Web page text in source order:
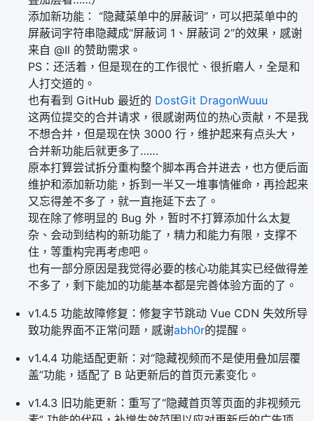
添加新功能： “隐藏菜单中的屏蔽词”，可以把菜单中的
屏蔽词字符串隐藏成“屏蔽词 1、屏蔽词 2”的效果，感谢
来自 @Il 的赞助需求。
PS：还活着，但是现在的工作很忙、很折磨人，全是和
人打交道的。
也有看到 GitHub 最近的 DostGit DragonWuuu
这两位提交的合并请求，很感谢两位的热心贡献，不是我
不想合并，但是现在快 3000 行，维护起来有点头大，
合并新功能后就更多了……
原本打算尝试拆分重构整个脚本再合并进去，也方便后面
维护和添加新功能，拆到一半又一堆事情催命，再捡起来
又忘得差不多了，就一直拖延下去了。
现在除了修明显的 Bug 外，暂时不打算添加什么太复
杂、会动到结构的新功能了，精力和能力有限，支撑不
住，等重构完再考虑吧。
也有一部分原因是我觉得必要的核心功能其实已经做得差
不多了，剩下能加的功能基本都是完善体验方面的了。
v1.4.5 功能故障修复：修复字节跳动 Vue CDN 失效所导
致功能界面不正常问题，感谢abh0r的提醒。
v1.4.4 功能适配更新：对“隐藏视频而不是使用叠加层覆
盖”功能，适配了 B 站更新后的首页元素变化。
v1.4.3 旧功能更新：重写了“隐藏首页等页面的非视频元